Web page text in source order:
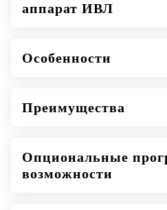
аппарат ИВЛ
Особенности
Преимущества
Опциональные
возможности